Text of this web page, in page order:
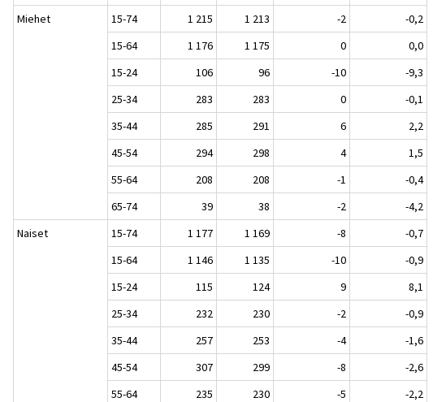
Miehet
15-74 1 215 1 213 -2
-0,2
15-64
1 176 1 175 0
0,0
15-24
106 96 -10
-9,3
25-34
283 283 0
-0,1
35-44
285 291 6
2,2
45-54
294 298 4
1,5
55-64
208 208 -1
-0,4
65-74
39 38 -2
-4,2
Naiset
15-74 1 177 1 169 -8
-0,7
15-64
1 146 1 135 -10
-0,9
15-24
115 124 9
8,1
25-34
232 230 -2
-0,9
35-44
257 253 -4
-1,6
45-54
307 299 -8
-2,6
55-64
235 230 -5
-2,2